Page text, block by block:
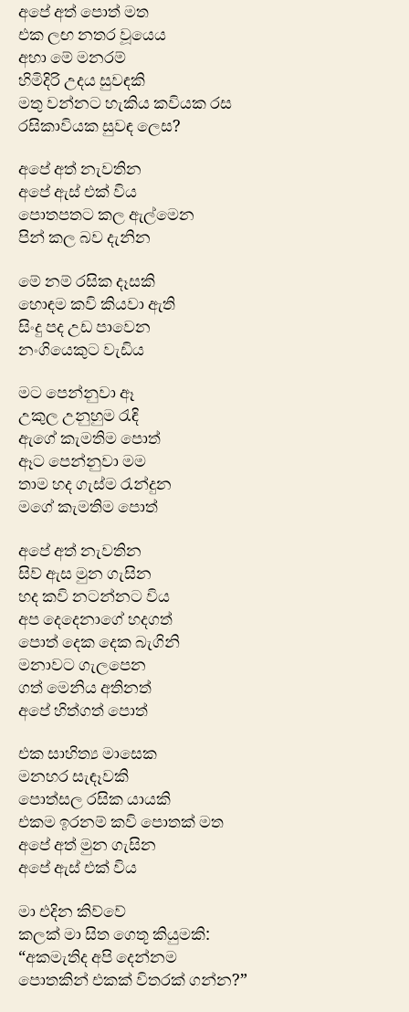
අපේ අත් පොත් මත
එක ලඟ නතර වූයෙය
අහා මේ මනරම්
හිමිදිරි උදය සුවඳකි
මතු වන්නට හැකිය කවියක රස
රසිකාවියක සුවඳ ලෙස?
අපේ අත් නැවතින
අපේ ඇස් එක් විය
පොතපතට කල ඇල්මෙන
පින් කල බව දැනින
මේ නම් රසික දෑසකි
හොඳම කවි කියවා ඇති
සිංදු පද උඩ පාවෙන
නංගියෙකුට වැඩිය
මට පෙන්නුවා ඈ
උකුල උනුහුම රැඳි
ඇගේ කැමතිම පොත්
ඈට පෙන්නුවා මම
තාම හද ගැස්ම රැන්දුන
මගේ කැමතිම පොත්
අපේ අත් නැවතින
සිව් ඇස මුන ගැසින
හද කවි නටන්නට විය
අප දෙදෙනාගේ හදගත්
පොත් දෙක දෙක බැගිනි
මනාවට ගැලපෙන
ගත් මෙනිය අතිනත්
අපේ හිත්ගත් පොත්
එක සාහිත්‍ය මාසෙක
මනහර සැඳෑවකි
පොත්සල රසික යායකි
එකම ඉරනම් කවි පොතක් මත
අපේ අත් මුන ගැසින
අපේ ඇස් එක් විය
මා එදින කිව්වේ
කලක් මා සිත ගෙතූ කියුමකි:
“අකමැතිද අපි දෙන්නම
පොතකින් එකක් විතරක් ගන්න?”